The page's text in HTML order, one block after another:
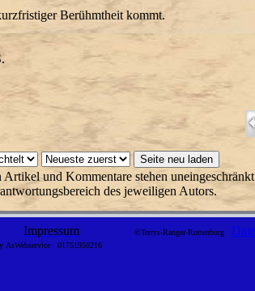
Berühmtheit kommt.
und Kommentare stehen
des jeweiligen Autors.
Impressum ©Terrys-Ranger-Rottenburg
AsWebservice 01751950216